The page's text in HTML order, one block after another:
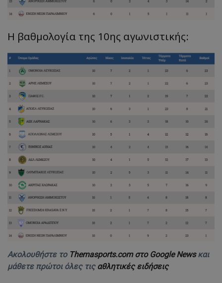
Η βαθμολογία της 10ης αγωνιστικής:
Ακολουθήστε το Themasports.com στο Google Newsκαι
μάθετε πρώτοι όλες τις αθλητικές ειδήσεις